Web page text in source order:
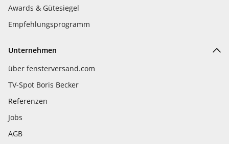
Awards & Gütesiegel
Empfehlungsprogramm
Unternehmen
über fensterversand.com
TV-Spot Boris Becker
Referenzen
Jobs
AGB